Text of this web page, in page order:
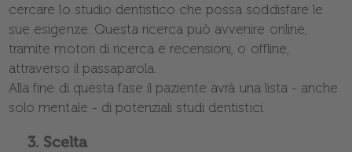
cercare lo studio dentistico che possa soddisfare le
sue esigenze. Questa ricerca può avvenire online,
tramite motori di ricerca e recensioni, o offline,
attraverso il passaparola.
Alla fine di questa fase il paziente avrà una lista - anche
solo mentale - di potenziali studi dentistici.
3. Scelta